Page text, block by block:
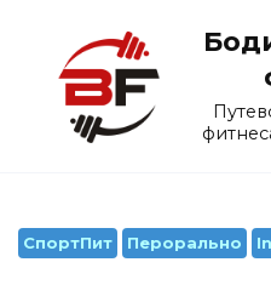
содержанию
СпортПит Перорально